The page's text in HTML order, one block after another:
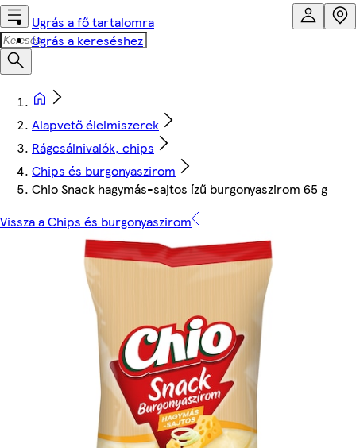
Ugrás a fő tartalomra
Ugrás a kereséshez
Alapvető élelmiszerek
Rágcsálnivalók, chips
Chips és burgonyaszirom
Chio Snack hagymás-sajtos ízű burgonyaszirom 65 g
Vissza a Chips és burgonyaszirom